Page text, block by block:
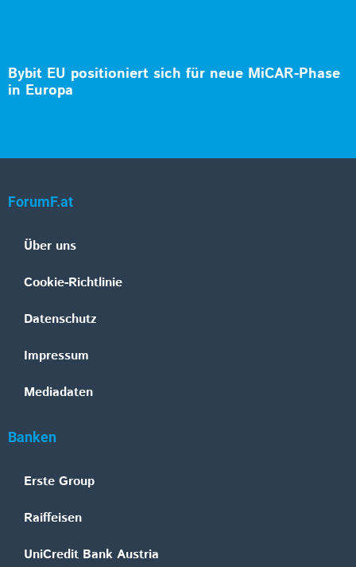
Bybit EU positioniert sich für neue MiCAR-Phase
in Europa
ForumF.at
Über uns
Cookie-Richtlinie
Datenschutz
Impressum
Mediadaten
Banken
Erste Group
Raiffeisen
UniCredit Bank Austria